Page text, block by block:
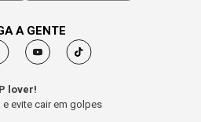
A GENTE
lover!
e evite cair em golpes